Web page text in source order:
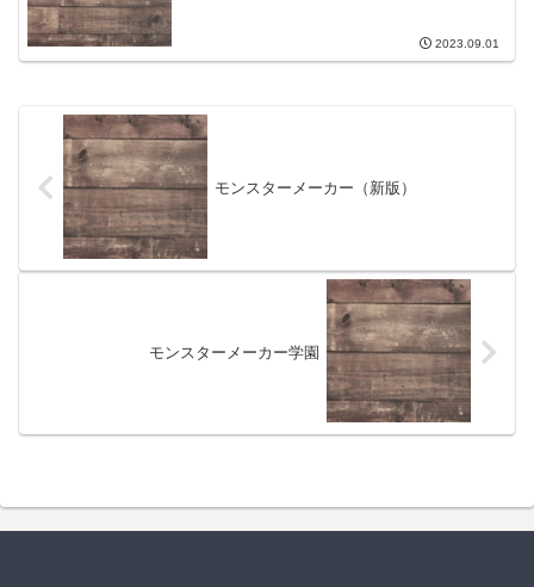
2023.09.01
モンスターメーカー（新版）
モンスターメーカー学園